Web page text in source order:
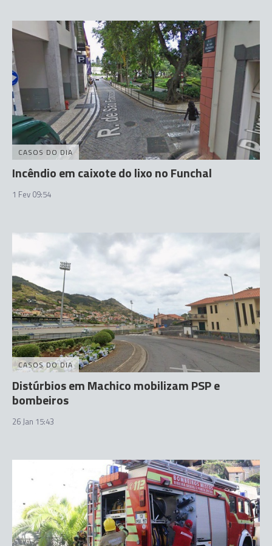
CASOS DO DIA
Incêndio em caixote do lixo no Funchal
1 Fev 09:54
CASOS DO DIA
Distúrbios em Machico mobilizam PSP e
bombeiros
26 Jan 15:43